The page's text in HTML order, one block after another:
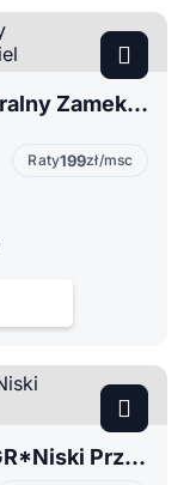
Citroen C3 Picasso 1.4 Centralny Zamek*Klima*Salon PL*2 Właściciel
Raty199zł/msc
Toyota GR Yaris 1.6 wersja GR*Niski Przebieg*LED*Tuning